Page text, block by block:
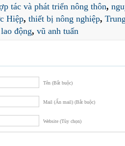
tác và phát triển nông thôn,
Hiệp, thiết bị nông nghiệp,
động, vũ anh tuấn
Tên (Bắt buộc)
Mail (Ẩn mail) (Bắt buộc)
Website (Tùy chọn)